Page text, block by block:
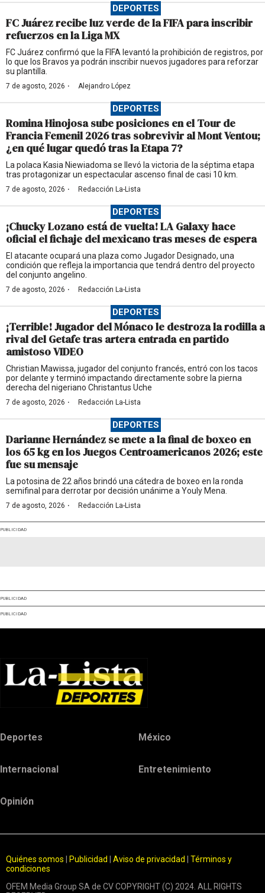
DEPORTES
FC Juárez recibe luz verde de la FIFA para inscribir
refuerzos en la Liga MX
FC Juárez confirmó que la FIFA levantó la prohibición de registros, por
lo que los Bravos ya podrán inscribir nuevos jugadores para reforzar
su plantilla.
7 de agosto, 2026 · Alejandro López
DEPORTES
Romina Hinojosa sube posiciones en el Tour de
Francia Femenil 2026 tras sobrevivir al Mont Ventou;
¿en qué lugar quedó tras la Etapa 7?
La polaca Kasia Niewiadoma se llevó la victoria de la séptima etapa
tras protagonizar un espectacular ascenso final de casi 10 km.
7 de agosto, 2026 · Redacción La-Lista
DEPORTES
¡Chucky Lozano está de vuelta! LA Galaxy hace
oficial el fichaje del mexicano tras meses de espera
El atacante ocupará una plaza como Jugador Designado, una
condición que refleja la importancia que tendrá dentro del proyecto
del conjunto angelino.
7 de agosto, 2026 · Redacción La-Lista
DEPORTES
¡Terrible! Jugador del Mónaco le destroza la rodilla a
rival del Getafe tras artera entrada en partido
amistoso VIDEO
Christian Mawissa, jugador del conjunto francés, entró con los tacos
por delante y terminó impactando directamente sobre la pierna
derecha del nigeriano Christantus Uche
7 de agosto, 2026 · Redacción La-Lista
DEPORTES
Darianne Hernández se mete a la final de boxeo en
los 65 kg en los Juegos Centroamericanos 2026; este
fue su mensaje
La potosina de 22 años brindó una cátedra de boxeo en la ronda
semifinal para derrotar por decisión unánime a Youly Mena.
7 de agosto, 2026 · Redacción La-Lista
PUBLICIDAD
PUBLICIDAD
PUBLICIDAD
Deportes México
Internacional Entretenimiento
Opinión
Quiénes somos Publicidad Aviso de privacidad
Términos y
condiciones
OFEM Media Group SA de CV COPYRIGHT (C) 2024. ALL RIGHTS